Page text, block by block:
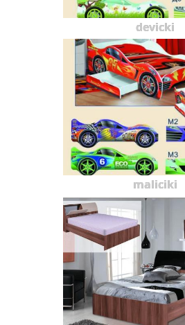
devicki
maliciki